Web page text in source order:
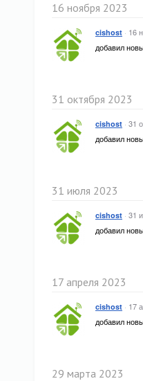
16 ноября 2023
cishost · 16
добавил
31 октября 2023
cishost · 31
добавил
31 июля 2023
cishost · 31
добавил
17 апреля 2023
cishost · 17
добавил
29 марта 2023